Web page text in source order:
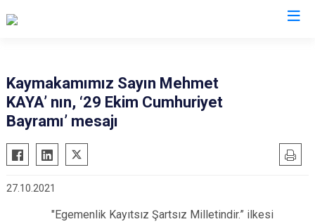
Adaklı
Karlıova
Kaymakamımız Sayın Mehmet
KAYA’ nın, ‘29 Ekim Cumhuriyet
Bayramı’ mesajı
27.10.2021
"Egemenlik Kayıtsız Şartsız Milletindir.” ilkesi